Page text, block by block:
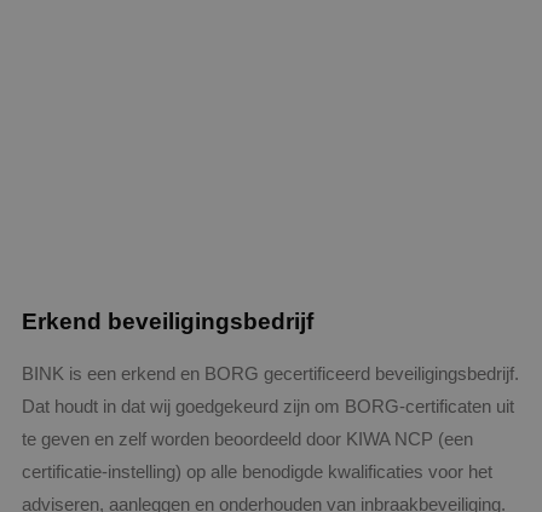
Erkend beveiligingsbedrijf
BINK is een erkend en BORG gecertificeerd beveiligingsbedrijf.
Dat houdt in dat wij goedgekeurd zijn om BORG-certificaten uit
te geven en zelf worden beoordeeld door KIWA NCP (een
certificatie-instelling) op alle benodigde kwalificaties voor het
adviseren, aanleggen en onderhouden van inbraakbeveiliging.